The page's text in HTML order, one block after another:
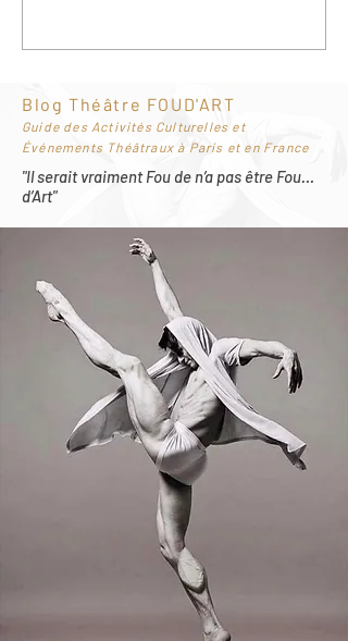
Blog Théâtre FOUD'ART
Guide des Activités Culturelles et
Événements Théâtraux à Paris et en France
"Il serait vraiment Fou de n’a pas être Fou…
d’Art"